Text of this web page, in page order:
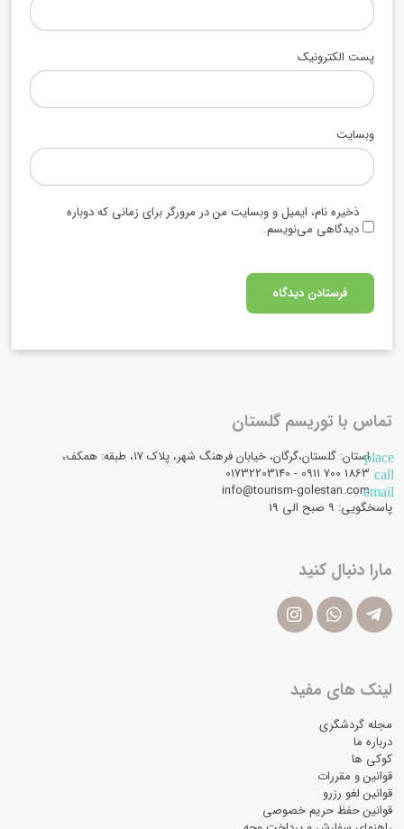
پست الکترونیک
وبسایت
ذخیره نام، ایمیل و وبسایت من در مرورگر برای زمانی که دوباره
دیدگاهی می‌نویسم.
تماس با توریسم گلستان
placeاستان: گلستان،گرگان، خیابان فرهنگ شهر، پلاک 17، طبقه: همکف،
call
email
info@tourism-golestan.com
پاسخگویی: ۹ صبح الی 19
مارا دنبال کنید
لینک های مفید
مجله گردشگری
درباره ما
کوکی ها
قوانین و مقررات
قوانین لغو رزرو
قوانین حفظ حریم خصوصی